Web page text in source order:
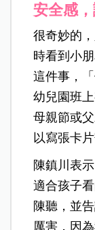
安全感
很奇妙的
時看到小
這件事，
幼兒園班
母親節或
以寫張卡
陳鎮川表
適合孩子
陳聽，並
厲害，因